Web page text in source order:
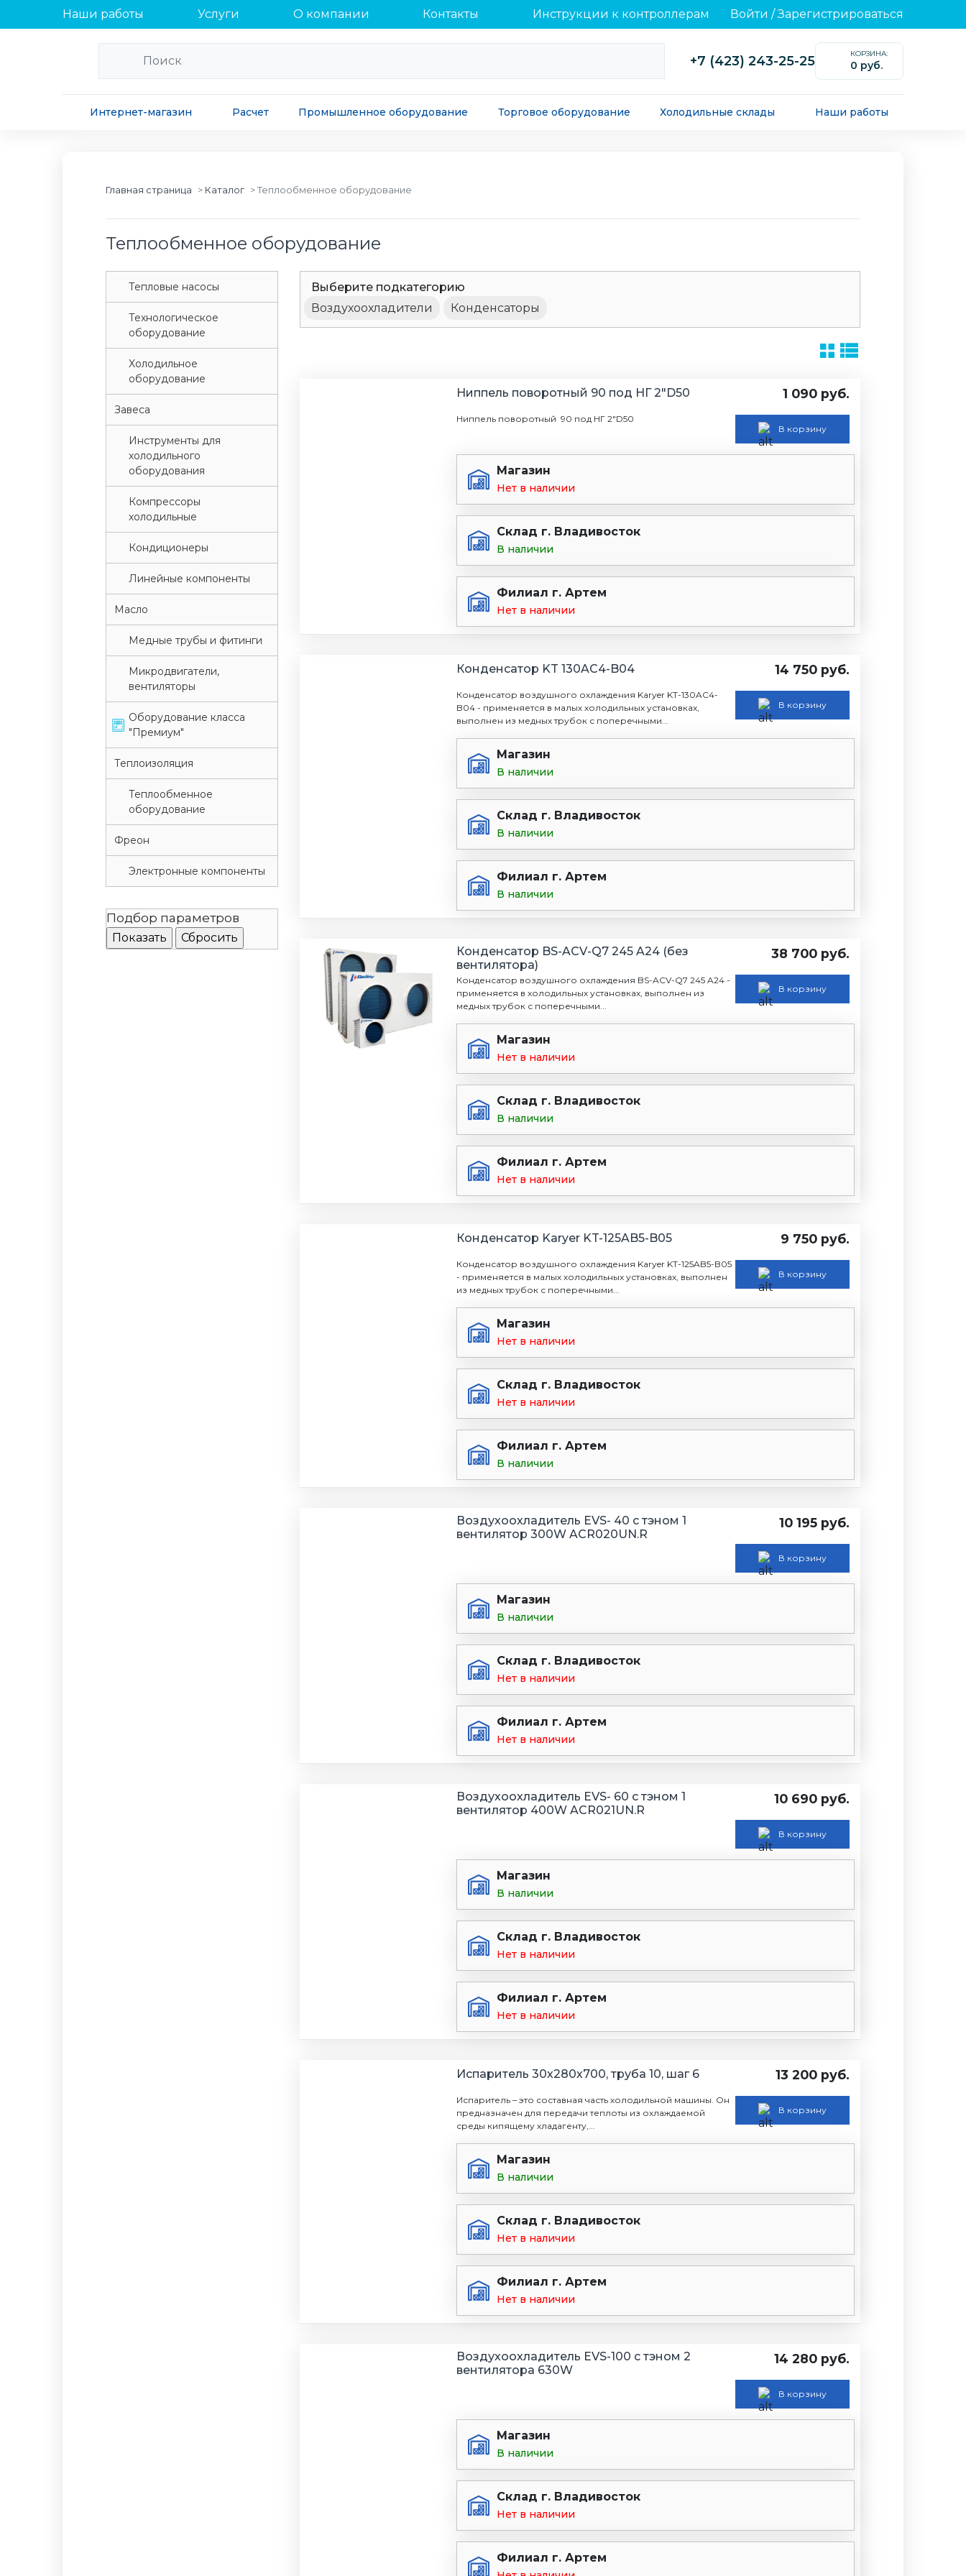
Наши работы Услуги О компании Контакты Инструкции к контроллерам Войти /Зарегистрироваться
+7 (423) 243-25-25 КОРЗИНА:
0 руб.
Интернет-магазин Расчет Промышленное оборудование Торговое оборудование Холодильные склады Наши работы
Главная страница Каталог Теплообменное оборудование
Теплообменное оборудование
Tепловые насосы
Tехнологическое
оборудование
Xолодильное
оборудование
Завеса
Инструменты для
холодильного
оборудования
Компрессоры
холодильные
Кондиционеры
Линейные компоненты
Масло
Медные трубы и фитинги
Микродвигатели,
вентиляторы
Оборудование класса
"Премиум"
Теплоизоляция
Теплообменное
оборудование
Фреон
Электронные компоненты
Подбор параметров
Выберите подкатегорию
Воздухоохладители
Конденсаторы
Ниппель поворотный 90 под НГ 2"D50
Ниппель поворотный 90 под НГ 2"D50
1 090 руб.
В корзину
Магазин
Нет в наличии
Склад г. Владивосток
В наличии
Филиал г. Артем
Нет в наличии
Конденсатор KT 130AC4-B04
Конденсатор воздушного охлаждения Karyer KT-130AC4-
B04 - применяется в малых холодильных установках,
выполнен из медных трубок с поперечными...
14 750 руб.
В корзину
Магазин
В наличии
Склад г. Владивосток
В наличии
Филиал г. Артем
В наличии
Конденсатор BS-ACV-Q7 245 A24 (без
вентилятора)
Конденсатор воздушного охлаждения BS-ACV-Q7 245 A24 -
применяется в холодильных установках, выполнен из
медных трубок с поперечными...
38 700 руб.
В корзину
Магазин
Нет в наличии
Склад г. Владивосток
В наличии
Филиал г. Артем
Нет в наличии
Конденсатор Karyer KT-125AB5-B05
Конденсатор воздушного охлаждения Karyer KT-125AB5-B05
- применяется в малых холодильных установках, выполнен
из медных трубок с поперечными...
9 750 руб.
В корзину
Магазин
Нет в наличии
Склад г. Владивосток
Нет в наличии
Филиал г. Артем
В наличии
Воздухоохладитель EVS- 40 с тэном 1
вентилятор 300W ACR020UN.R
10 195 руб.
В корзину
Магазин
В наличии
Склад г. Владивосток
Нет в наличии
Филиал г. Артем
Нет в наличии
Воздухоохладитель EVS- 60 с тэном 1
вентилятор 400W ACR021UN.R
10 690 руб.
В корзину
Магазин
В наличии
Склад г. Владивосток
Нет в наличии
Филиал г. Артем
Нет в наличии
Испаритель 30х280х700, труба 10, шаг 6
Испаритель – это составная часть холодильной машины. Он
предназначен для передачи теплоты из охлаждаемой
среды кипящему хладагенту,...
13 200 руб.
В корзину
Магазин
В наличии
Склад г. Владивосток
Нет в наличии
Филиал г. Артем
Нет в наличии
Воздухоохладитель EVS-100 с тэном 2
вентилятора 630W
14 280 руб.
В корзину
Магазин
В наличии
Склад г. Владивосток
Нет в наличии
Филиал г. Артем